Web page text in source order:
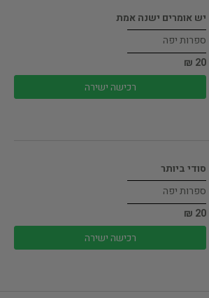
יש אומרים ישנה אמת
ספרות יפה
20 ₪
רכישה ישירה
סודי ביותר
ספרות יפה
20 ₪
רכישה ישירה